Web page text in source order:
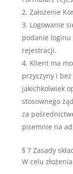
Założenie
Logowanie
podanie loginu
rejestracji.
Klient ma
przyczyny i
jakichkolwiek
stosownego
za
pisemnie na
§ 7 Zasady
W celu